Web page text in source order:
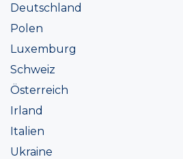
Deutschland
Polen
Luxemburg
Schweiz
Österreich
Irland
Italien
Ukraine